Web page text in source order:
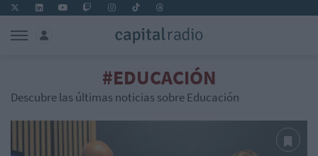
#EDUCACIÓN
Descubre las últimas noticias sobre Educación